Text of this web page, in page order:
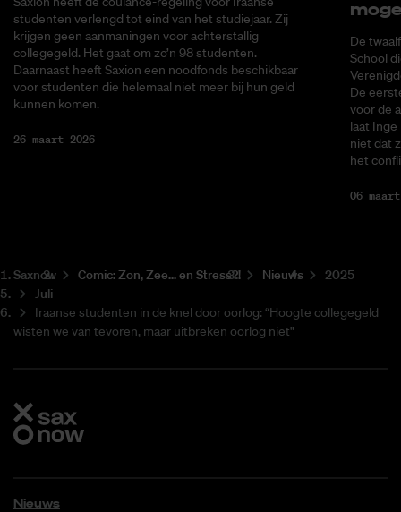
studenten verlengd tot eind van het studiejaar. Zij
krijgen geen aanmaningen voor achterstallig
collegegeld. Het gaat om zo’n 98 studenten.
Daarnaast heeft Saxion een noodfonds beschikbaar
voor studenten die helemaal niet meer bij hun geld
kunnen komen.
26 maart 2026
De
School
De
voor de
laat
niet dat
het
06
Saxnow Co­mic: Zon, Zee... en Stress?! Nieuws
2025
Juli
Iraanse studenten in de knel door oorlog: “Hoogte collegegeld
wisten we van tevoren, maar uitbreken oorlog niet"
Nieuws